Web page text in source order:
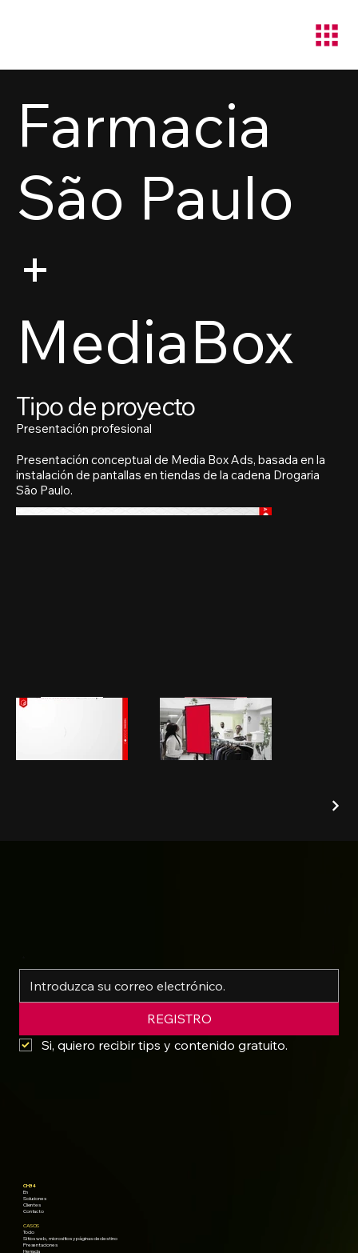
Farmacia
São Paulo
+
MediaBox
Tipo de proyecto
Presentación profesional
Presentación conceptual de Media Box Ads, basada en la
instalación de pantallas en tiendas de la cadena Drogaria
São Paulo.
REGISTRO
Si, quiero recibir tips y contenido gratuito.
CH34
En
Soluciones
Clientes
Contacto
CASOS
Todo
Sitios web, micrositios y páginas de destino
Presentaciones